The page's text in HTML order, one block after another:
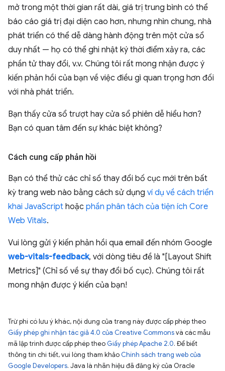
mở trong một thời gian rất dài, giá trị trung bình có thể
báo cáo giá trị đại diện cao hơn, nhưng nhìn chung, nhà
phát triển có thể dễ dàng hành động trên một cửa sổ
duy nhất — họ có thể ghi nhật ký thời điểm xảy ra, các
phần tử thay đổi, v.v. Chúng tôi rất mong nhận được ý
kiến phản hồi của bạn về việc điều gì quan trọng hơn đối
với nhà phát triển.
Bạn thấy cửa sổ trượt hay cửa sổ phiên dễ hiểu hơn?
Bạn có quan tâm đến sự khác biệt không?
Cách cung cấp phản hồi
Bạn có thể thử các chỉ số thay đổi bố cục mới trên bất
kỳ trang web nào bằng cách sử dụng ví dụ về cách triển
khai JavaScript hoặc phần phân tách của tiện ích Core
Web Vitals.
Vui lòng gửi ý kiến phản hồi qua email đến nhóm Google
web-vitals-feedback, với dòng tiêu đề là "[Layout Shift
Metrics]" (Chỉ số về sự thay đổi bố cục). Chúng tôi rất
mong nhận được ý kiến của bạn!
Trừ phi có lưu ý khác, nội dung của trang này được cấp phép theo
Giấy phép ghi nhận tác giả 4.0 của Creative Commonsvà các mẫu
mã lập trình được cấp phép theo Giấy phép Apache 2.0. Để biết
thông tin chi tiết, vui lòng tham khảo Chính sách trang web của
Google Developers. Java là nhãn hiệu đã đăng ký của Oracle